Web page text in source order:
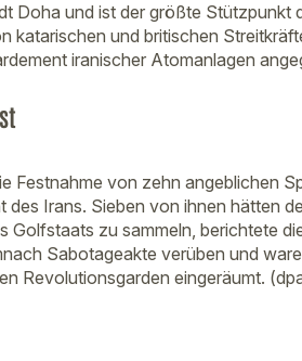
Doha und ist der größte Stützpunkt
katarischen und britischen
iranischer Atomanlagen
Festnahme von zehn angeblichen
Irans. Sieben von ihnen hätten
Golfstaats zu sammeln, berichtete
Sabotageakte verüben und
Revolutionsgarden eingeräumt.